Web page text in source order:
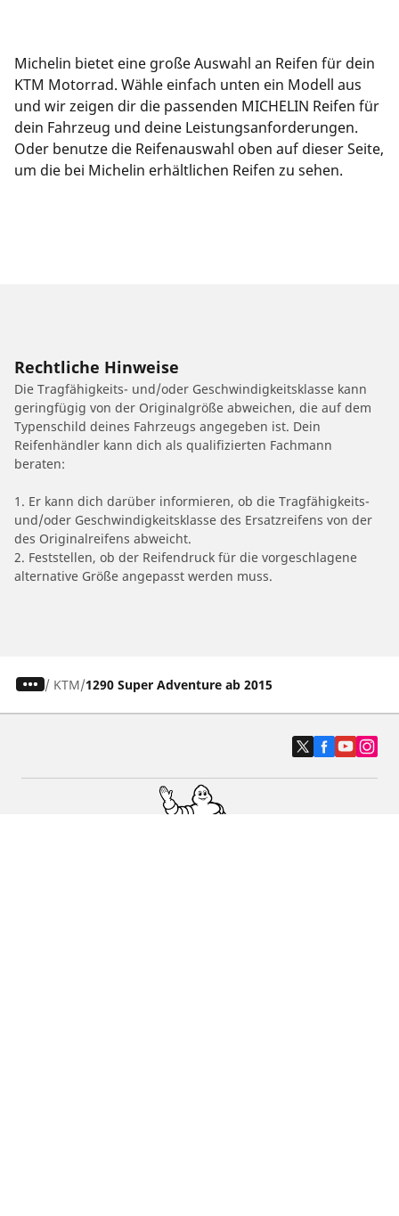
Michelin bietet eine große Auswahl an Reifen für dein
KTM Motorrad. Wähle einfach unten ein Modell aus
und wir zeigen dir die passenden MICHELIN Reifen für
dein Fahrzeug und deine Leistungsanforderungen.
Oder benutze die Reifenauswahl oben auf dieser Seite,
um die bei Michelin erhältlichen Reifen zu sehen.
Rechtliche Hinweise
Die Tragfähigkeits- und/oder Geschwindigkeitsklasse kann
geringfügig von der Originalgröße abweichen, die auf dem
Typenschild deines Fahrzeugs angegeben ist. Dein
Reifenhändler kann dich als qualifizierten Fachmann
beraten:
1. Er kann dich darüber informieren, ob die Tragfähigkeits-
und/oder Geschwindigkeitsklasse des Ersatzreifens von der
des Originalreifens abweicht.
2. Feststellen, ob der Reifendruck für die vorgeschlagene
alternative Größe angepasst werden muss.
/ KTM 1290 Super Adventure ab 2015